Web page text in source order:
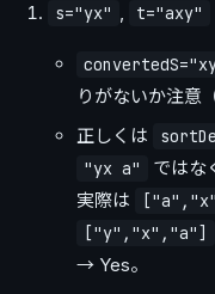
s="yx" , t="axy"
りがないか注意
正しくは
"yx a" ではな
実際は
["y","x","a"]
→ Yes。